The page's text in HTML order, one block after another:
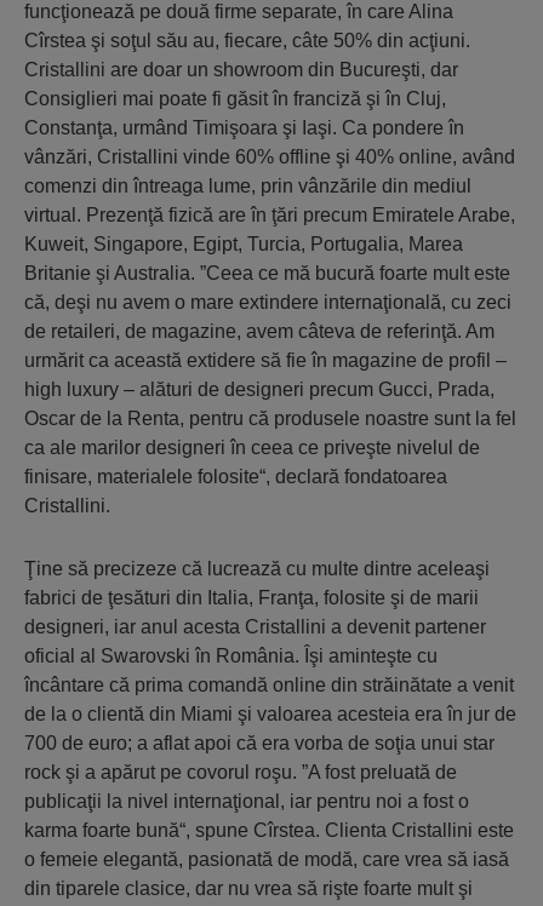
funcţionează pe două firme separate, în care Alina
Cîrstea şi soţul său au, fiecare, câte 50% din acţiuni.
Cristallini are doar un showroom din Bucureşti, dar
Consiglieri mai poate fi găsit în franciză şi în Cluj,
Constanţa, urmând Timişoara şi Iaşi. Ca pondere în
vânzări, Cristallini vinde 60% offline şi 40% online, având
comenzi din întreaga lume, prin vânzările din mediul
virtual. Prezenţă fizică are în ţări precum Emiratele Arabe,
Kuweit, Singapore, Egipt, Turcia, Portugalia, Marea
Britanie şi Australia. ”Ceea ce mă bucură foarte mult este
că, deşi nu avem o mare extindere internaţională, cu zeci
de retaileri, de magazine, avem câteva de referinţă. Am
urmărit ca această extidere să fie în magazine de profil –
high luxury – alături de designeri precum Gucci, Prada,
Oscar de la Renta, pentru că produsele noastre sunt la fel
ca ale marilor designeri în ceea ce priveşte nivelul de
finisare, materialele folosite“, declară fondatoarea
Cristallini.
Ţine să precizeze că lucrează cu multe dintre aceleaşi
fabrici de ţesături din Italia, Franţa, folosite şi de marii
designeri, iar anul acesta Cristallini a devenit partener
oficial al Swarovski în România. Îşi aminteşte cu
încântare că prima comandă online din străinătate a venit
de la o clientă din Miami şi valoarea acesteia era în jur de
700 de euro; a aflat apoi că era vorba de soţia unui star
rock şi a apărut pe covorul roşu. ”A fost preluată de
publicaţii la nivel internaţional, iar pentru noi a fost o
karma foarte bună“, spune Cîrstea. Clienta Cristallini este
o femeie elegantă, pasionată de modă, care vrea să iasă
din tiparele clasice, dar nu vrea să rişte foarte mult şi